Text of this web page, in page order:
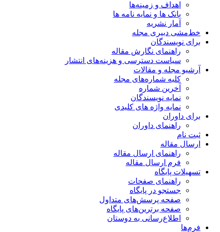
اهداف و زمینه‌ها
بانک ها و نمایه نامه ها
آمار نشریه
خط‌مشی دبیری مجله
برای نویسندگان
راهنمای نگارش مقاله
سیاست دسترسی و هزینه‌های انتشار
آرشیو مجله و مقالات
کلیه شماره‌های مجله
آخرین شماره
نمایه نویسندگان
نمایه واژه های کلیدی
برای داوران
راهنمای داوران
ثبت نام
ارسال مقاله
راهنمای ارسال مقاله
فرم ارسال مقاله
تسهیلات پایگاه
راهنمای صفحات
جستجو در پایگاه
صفحه پرسش‌های متداول
صفحه برترین‌های پایگاه
اطلاع‌رسانی به دوستان
فرم‌ها